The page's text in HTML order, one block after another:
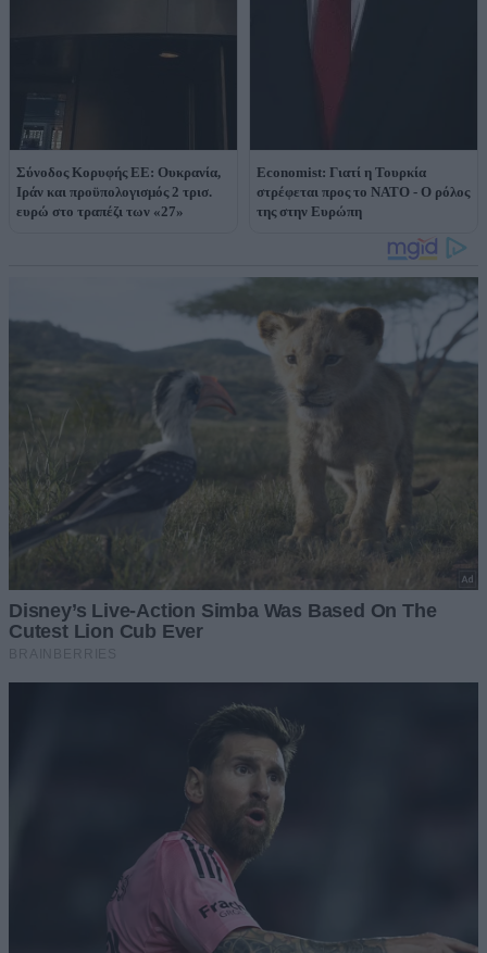
Σύνοδος Κορυφής ΕΕ: Ουκρανία,
Ιράν και προϋπολογισμός 2 τρισ.
ευρώ στο τραπέζι των «27»
Economist: Γιατί η Τουρκία
στρέφεται προς το ΝΑΤΟ - Ο ρόλος
της στην Ευρώπη